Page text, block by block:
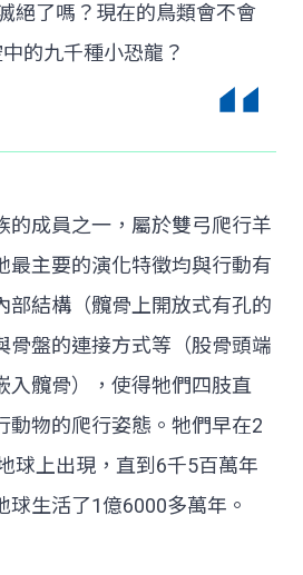
絕了嗎？現在的鳥類會不會
的九千種小恐龍？
的成員之一，屬於雙弓爬行羊
最主要的演化特徵均與行動有
部結構（髖骨上開放式有孔的
骨盤的連接方式等（股骨頭端
入髖骨），使得牠們四肢直
動物的爬行姿態。牠們早在2
球上出現，直到6千5百萬年
球生活了1億6000多萬年。